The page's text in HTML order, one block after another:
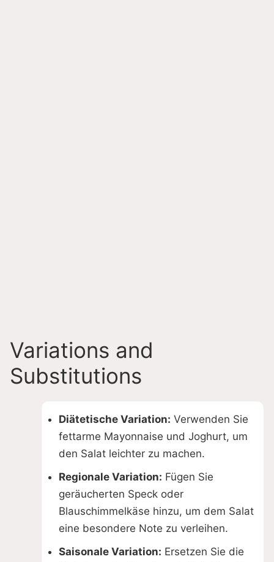
Variations and
Substitutions
Diätetische Variation: Verwenden Sie
fettarme Mayonnaise und Joghurt, um
den Salat leichter zu machen.
Regionale Variation: Fügen Sie
geräucherten Speck oder
Blauschimmelkäse hinzu, um dem Salat
eine besondere Note zu verleihen.
Saisonale Variation: Ersetzen Sie die